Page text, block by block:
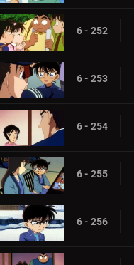
6 - 252
6 - 253
6 - 254
6 - 255
6 - 256